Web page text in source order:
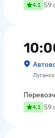
4.1 59
4.1 59